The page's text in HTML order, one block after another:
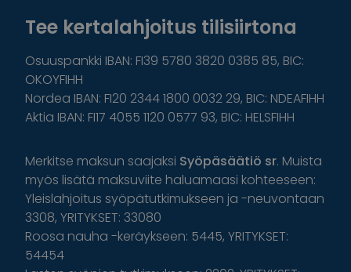
Tee kertalahjoitus tilisiirtona
Osuuspankki IBAN: FI39 5780 3820 0385 85, BIC:
OKOYFIHH
Nordea IBAN: FI20 2344 1800 0032 29, BIC: NDEAFIHH
Aktia IBAN: FI17 4055 1120 0577 93, BIC: HELSFIHH
Merkitse maksun saajaksi Syöpäsäätiö sr. Muista
myös lisätä maksuviite haluamaasi kohteeseen:
Yleislahjoitus syöpätutkimukseen ja -neuvontaan
3308, YRITYKSET: 33080
Roosa nauha -keräykseen: 5445, YRITYKSET:
54454